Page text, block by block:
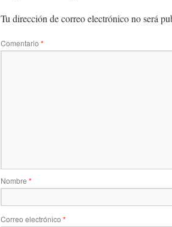
Tu dirección de correo electrónico no será
Comentario *
Nombre *
Correo electrónico *